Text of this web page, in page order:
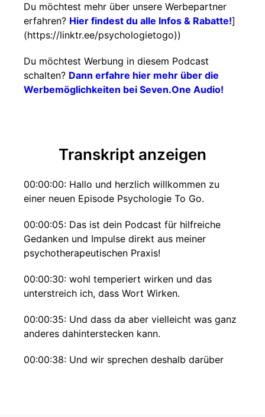
Du möchtest mehr über unsere Werbepartner
erfahren? Hier findest du alle Infos & Rabatte!]
(https://linktr.ee/psychologietogo))
Du möchtest Werbung in diesem Podcast
schalten? Dann erfahre hier mehr über die
Werbemöglichkeiten bei Seven.One Audio!
Transkript anzeigen
00:00:00: Hallo und herzlich willkommen zu
einer neuen Episode Psychologie To Go.
00:00:05: Das ist dein Podcast für hilfreiche
Gedanken und Impulse direkt aus meiner
psychotherapeutischen Praxis!
00:00:30: wohl temperiert wirken und das
unterstreich ich, dass Wort Wirken.
00:00:35: Und dass da aber vielleicht was ganz
anderes dahinterstecken kann.
00:00:38: Und wir sprechen deshalb darüber